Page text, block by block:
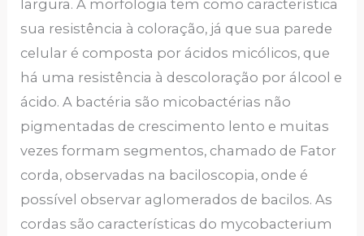
largura. A morfologia tem como característica
sua resistência à coloração, já que sua parede
celular é composta por ácidos micólicos, que
há uma resistência à descoloração por álcool e
ácido. A bactéria são micobactérias não
pigmentadas de crescimento lento e muitas
vezes formam segmentos, chamado de Fator
corda, observadas na baciloscopia, onde é
possível observar aglomerados de bacilos. As
cordas são características do mycobacterium